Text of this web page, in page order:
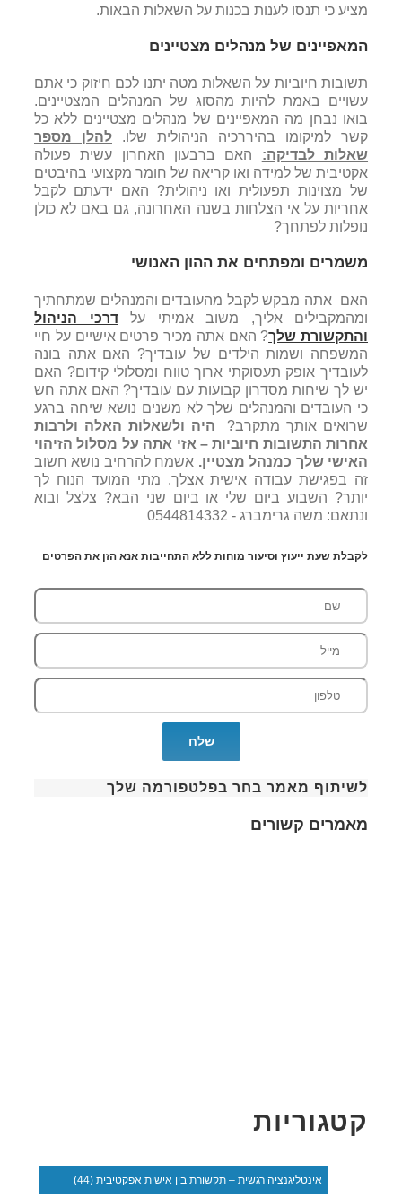
מציע כי תנסו לענות בכנות על השאלות הבאות.
המאפיינים של מנהלים מצטיינים
תשובות חיוביות על השאלות מטה יתנו לכם חיזוק כי אתם
עשויים באמת להיות מהסוג של המנהלים המצטיינים.
בואו נבחן מה המאפיינים של מנהלים מצטיינים ללא כל
קשר למיקומו בהיררכיה הניהולית שלו. להלן מספר
שאלות לבדיקה:
האם ברבעון האחרון עשית פעולה
אקטיבית של למידה ואו קריאה של חומר מקצועי בהיבטים
של מצוינות תפעולית ואו ניהולית? האם ידעתם לקבל
אחריות על אי הצלחות בשנה האחרונה, גם באם לא כולן
נופלות לפתחך?
משמרים ומפתחים את ההון האנושי
האם אתה מבקש לקבל מהעובדים והמנהלים שמתחתיך
ומהמקבילים אליך, משוב אמיתי עלדרכי הניהול
והתקשורת שלך? האם אתה מכיר פרטים אישיים על חיי
המשפחה ושמות הילדים של עובדיך? האם אתה בונה
לעובדיך אופק תעסוקתי ארוך טווח ומסלולי קידום? האם
יש לך שיחות מסדרון קבועות עם עובדיך? האם אתה חש
כי העובדים והמנהלים שלך לא משנים נושא שיחה ברגע
שרואים אותך מתקרב? היה ולשאלות האלה ולרבות
אחרות התשובות חיוביות – אזי אתה על מסלול הזיהוי
האישי שלך כמנהל מצטיין. אשמח להרחיב נושא חשוב
זה בפגישת עבודה אישית אצלך. מתי המועד הנוח לך
יותר? השבוע ביום שלי או ביום שני הבא? צלצל ובוא
ונתאם: משה גרימברג - 0544814332
לקבלת שעת ייעוץ וסיעור מוחות ללא התחייבות אנא הזן את הפרטים
לשיתוף מאמר בחר בפלטפורמה שלך
מאמרים קשורים
קטגוריות
אינטליגנציה רגשית – תקשורת בין אישית אפקטיבית (44)